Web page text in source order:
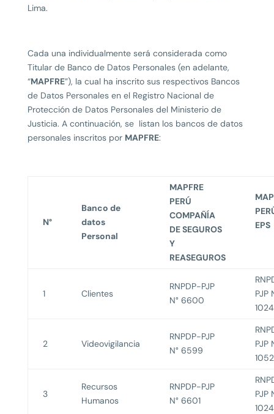
Lima.
Cada una individualmente será considerada como
Titular de Banco de Datos Personales (en adelante,
“MAPFRE”), la cual ha inscrito sus respectivos Bancos
de Datos Personales en el Registro Nacional de
Protección de Datos Personales del Ministerio de
Justicia. A continuación, se listan los bancos de datos
personales inscritos por MAPFRE:
N°
Banco de
datos
Personal
MAPFRE
PERÚ
COMPAÑÍA
DE SEGUROS
Y
REASEGUROS
EPS
1 Clientes
RNPDP-PJP
N° 6600
PJP
2 Videovigilancia
RNPDP-PJP
N° 6599
PJP
3
Recursos
Humanos
RNPDP-PJP
N° 6601
PJP